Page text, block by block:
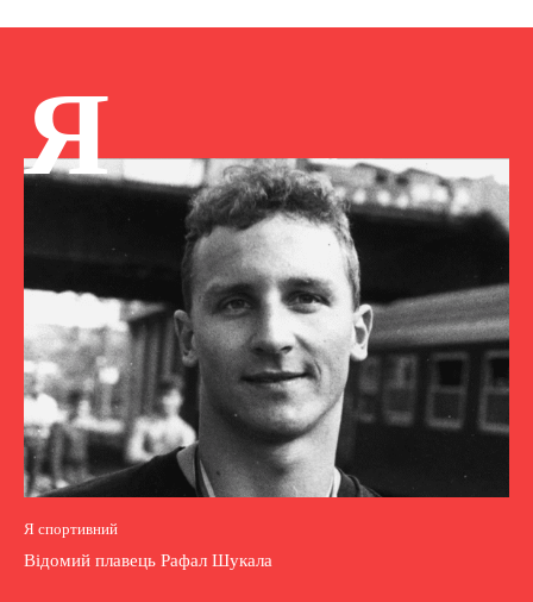
Я
Я спортивний
Відомий плавець Рафал Шукала